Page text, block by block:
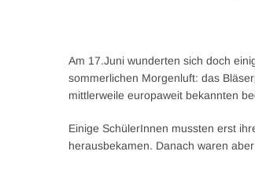
Am 17.Juni wunderten sich doch
sommerlichen Morgenluft: das
mittlerweile europaweit bekannten
Einige SchülerInnen mussten erst
herausbekamen. Danach waren